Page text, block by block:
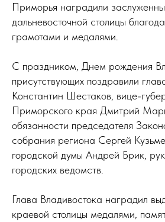
Приморья наградили
дальневосточной столицы
грамотами и медалями.
С праздником, Днем рождения
присутствующих поздравили
Константин Шестаков, вице-
Приморского края Дмитрий
обязанности председателя
собрания региона Сергей
городской думы Андрей Брик,
городских ведомств.
Глава Владивостока наградил
краевой столицы медалями,